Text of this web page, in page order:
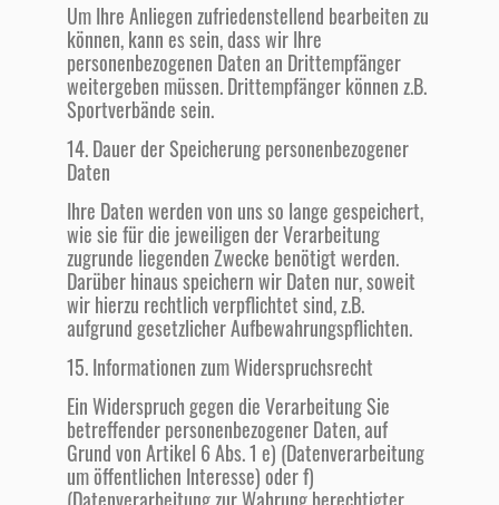
Um Ihre Anliegen zufriedenstellend bearbeiten zu
können, kann es sein, dass wir Ihre
personenbezogenen Daten an Drittempfänger
weitergeben müssen. Drittempfänger können z.B.
Sportverbände sein.
14. Dauer der Speicherung personenbezogener
Daten
Ihre Daten werden von uns so lange gespeichert,
wie sie für die jeweiligen der Verarbeitung
zugrunde liegenden Zwecke benötigt werden.
Darüber hinaus speichern wir Daten nur, soweit
wir hierzu rechtlich verpflichtet sind, z.B.
aufgrund gesetzlicher Aufbewahrungspflichten.
15. Informationen zum Widerspruchsrecht
Ein Widerspruch gegen die Verarbeitung Sie
betreffender personenbezogener Daten, auf
Grund von Artikel 6 Abs. 1 e) (Datenverarbeitung
um öffentlichen Interesse) oder f)